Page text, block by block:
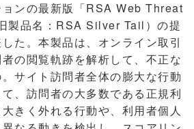
ンの最新版「RSA Web Threat
製品名：RSA Silver Tail）の提
た。本製品は、オンライン取引
の閲覧軌跡を解析して、不正な
サイト訪問者全体の膨大な行動
、訪問者の大多数である正規利
きく外れる行動や、利用者個人